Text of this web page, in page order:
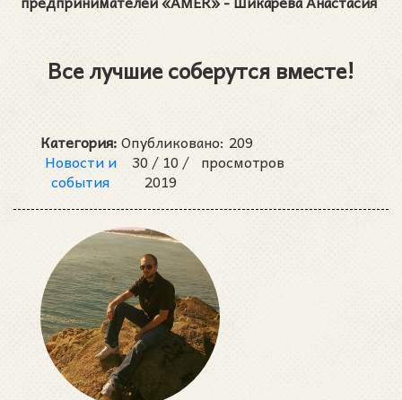
Все лучшие соберутся вместе!
Категория:
Новости и
события
Опубликовано:
30 / 10 /
2019
209
просмотров